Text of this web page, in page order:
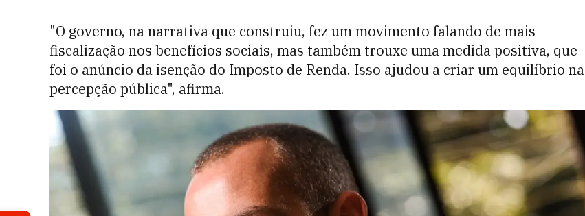
"O governo, na narrativa que construiu, fez um movimento falando de mais
fiscalização nos benefícios sociais, mas também trouxe uma medida positiva, que
foi o anúncio da isenção do Imposto de Renda. Isso ajudou a criar um equilíbrio na
percepção pública", afirma.